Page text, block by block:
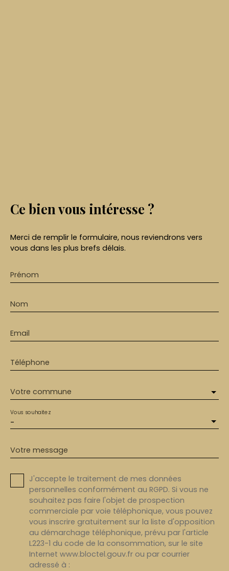
Ce bien vous intéresse ?
Merci de remplir le formulaire, nous reviendrons vers
vous dans les plus brefs délais.
Prénom
Nom
Email
Téléphone
Votre commune
-
Vous souhaitez
Votre message
J'accepte le traitement de mes données
personnelles conformément au RGPD. Si vous ne
souhaitez pas faire l'objet de prospection
commerciale par voie téléphonique, vous pouvez
vous inscrire gratuitement sur la liste d'opposition
au démarchage téléphonique, prévu par l'article
L223-1 du code de la consommation, sur le site
Internet www.bloctel.gouv.fr ou par courrier
adressé à :